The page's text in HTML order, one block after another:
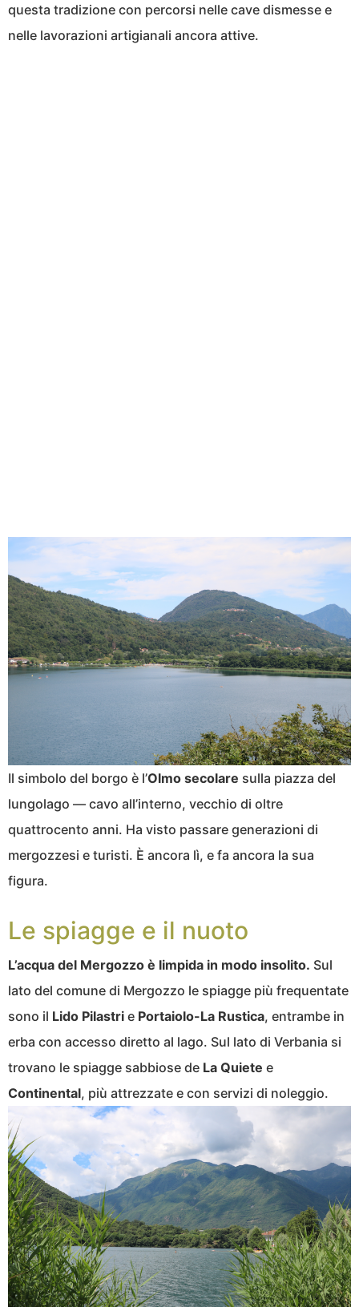
questa tradizione con percorsi nelle cave dismesse e
nelle lavorazioni artigianali ancora attive.
Il simbolo del borgo è l’Olmo secolare sulla piazza del
lungolago — cavo all’interno, vecchio di oltre
quattrocento anni. Ha visto passare generazioni di
mergozzesi e turisti. È ancora lì, e fa ancora la sua
figura.
Le spiagge e il nuoto
L’acqua del Mergozzo è limpida in modo insolito. Sul
lato del comune di Mergozzo le spiagge più frequentate
sono il Lido Pilastri e Portaiolo-La Rustica, entrambe in
erba con accesso diretto al lago. Sul lato di Verbania si
trovano le spiagge sabbiose de La Quiete e
Continental, più attrezzate e con servizi di noleggio.